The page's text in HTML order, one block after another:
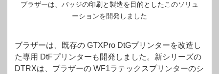
ブラザーは、バッジの印刷と製造を目的としたこのソリュ
ーションを開発しました
ブラザーは、既存の GTXPro DtGプリンターを改造し
た専用 DtFプリンターも開発しました。新シリーズの
DTRXは、ブラザーの WF1ラテックスプリンターのシ